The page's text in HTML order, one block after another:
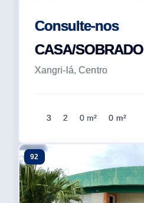
Consulte-nos
CASA/SOBRADO
Xangri-lá, Centro
3 2 0 m² 0 m²
92